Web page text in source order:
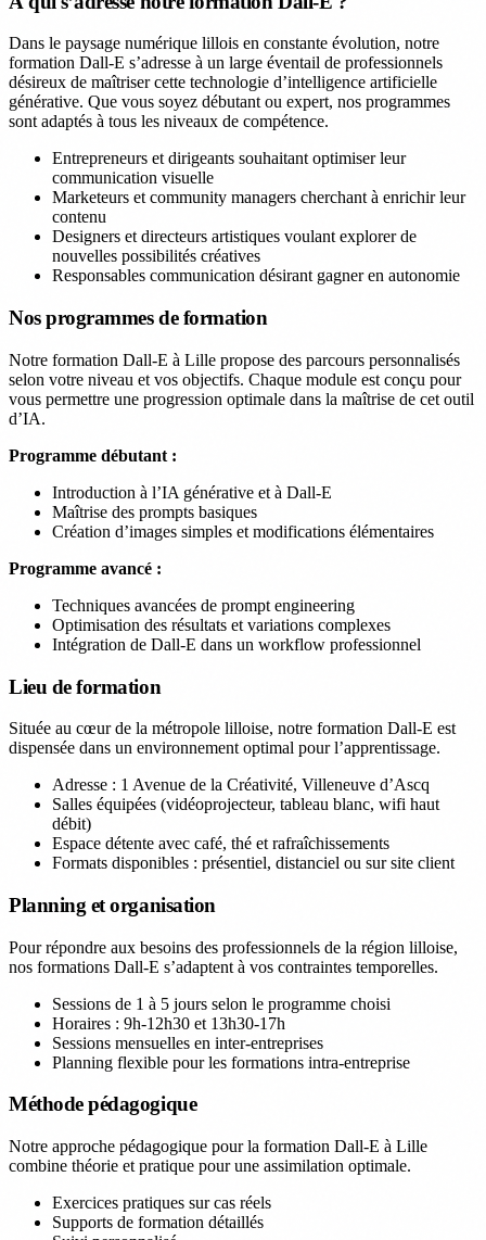
Dans le paysage numérique lillois en constante évolution, notre
formation Dall-E s’adresse à un large éventail de professionnels
désireux de maîtriser cette technologie d’intelligence artificielle
générative. Que vous soyez débutant ou expert, nos programmes
sont adaptés à tous les niveaux de compétence.
Entrepreneurs et dirigeants souhaitant optimiser leur
communication visuelle
Marketeurs et community managers cherchant à enrichir leur
contenu
Designers et directeurs artistiques voulant explorer de
nouvelles possibilités créatives
Responsables communication désirant gagner en autonomie
Nos programmes de formation
Notre formation Dall-E à Lille propose des parcours personnalisés
selon votre niveau et vos objectifs. Chaque module est conçu pour
vous permettre une progression optimale dans la maîtrise de cet outil
d’IA.
Programme débutant :
Introduction à l’IA générative et à Dall-E
Maîtrise des prompts basiques
Création d’images simples et modifications élémentaires
Programme avancé :
Techniques avancées de prompt engineering
Optimisation des résultats et variations complexes
Intégration de Dall-E dans un workflow professionnel
Lieu de formation
Située au cœur de la métropole lilloise, notre formation Dall-E est
dispensée dans un environnement optimal pour l’apprentissage.
Adresse : 1 Avenue de la Créativité, Villeneuve d’Ascq
Salles équipées (vidéoprojecteur, tableau blanc, wifi haut
débit)
Espace détente avec café, thé et rafraîchissements
Formats disponibles : présentiel, distanciel ou sur site client
Planning et organisation
Pour répondre aux besoins des professionnels de la région lilloise,
nos formations Dall-E s’adaptent à vos contraintes temporelles.
Sessions de 1 à 5 jours selon le programme choisi
Horaires : 9h-12h30 et 13h30-17h
Sessions mensuelles en inter-entreprises
Planning flexible pour les formations intra-entreprise
Méthode pédagogique
Notre approche pédagogique pour la formation Dall-E à Lille
combine théorie et pratique pour une assimilation optimale.
Exercices pratiques sur cas réels
Supports de formation détaillés